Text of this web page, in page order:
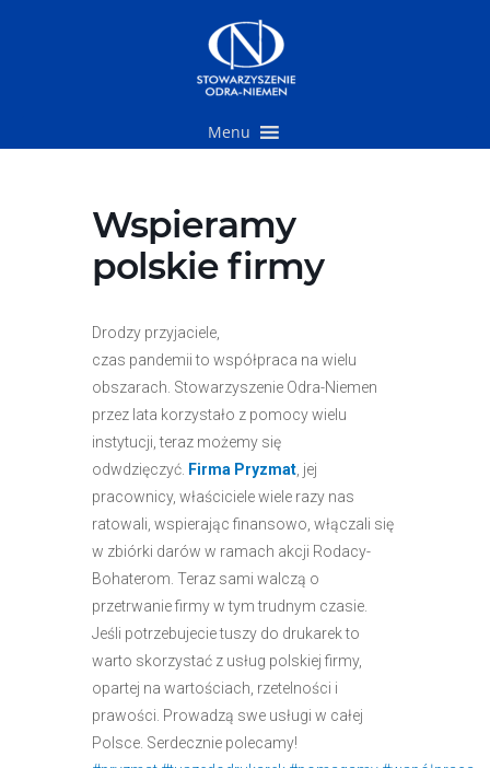
Menu
Wspieramy
polskie firmy
Drodzy przyjaciele,
czas pandemii to współpraca na wielu
obszarach. Stowarzyszenie Odra-Niemen
przez lata korzystało z pomocy wielu
instytucji, teraz możemy się
odwdzięczyć. Firma Pryzmat, jej
pracownicy, właściciele wiele razy nas
ratowali, wspierając finansowo, włączali się
w zbiórki darów w ramach akcji Rodacy-
Bohaterom. Teraz sami walczą o
przetrwanie firmy w tym trudnym czasie.
Jeśli potrzebujecie tuszy do drukarek to
warto skorzystać z usług polskiej firmy,
opartej na wartościach, rzetelności i
prawości. Prowadzą swe usługi w całej
Polsce. Serdecznie polecamy!